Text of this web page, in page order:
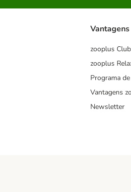
Vantagens
zooplus Club
zooplus
Programa
Vantagens
Newsletter